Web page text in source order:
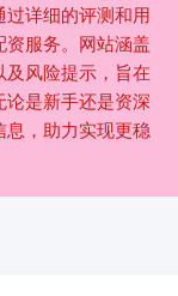
详细的评测和用
服务。网站涵盖
风险提示，旨在
是新手还是资深
，助力实现更稳